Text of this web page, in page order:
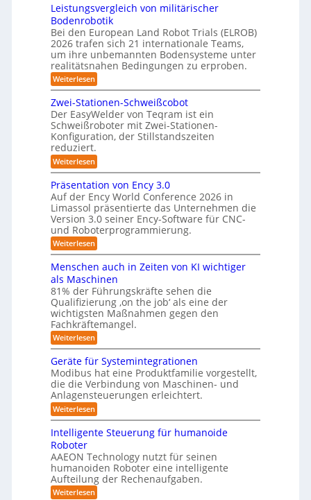
r
o
b
o
t
e
r
6m
3
D
-
S
t
e
r
e
o
-
K
a
m
r
a
s
y
s
t
e
m
f
ü
r
R
o
b
o
t
i
k
u
d
L
o
g
u
t
t
l
e
-
S
y
s
t
m
f
ü
r
R
e
i
n
ä
u
m
e
b
i
I
S
O
-
K
l
s
s
e
Leistungsvergleich von militärischer
Bodenrobotik
Bei den European Land Robot Trials (ELROB)
2026 trafen sich 21 internationale Teams,
um ihre unbemannten Bodensysteme unter
realitätsnahen Bedingungen zu erproben.
Weiterlesen:
L
e
i
s
t
u
g
s
v
e
r
g
l
e
i
c
h
v
o
n
m
i
l
i
t
ä
r
i
s
c
h
e
r
B
o
d
n
r
o
b
o
Zwei-Stationen-Schweißcobot
Der EasyWelder von Teqram ist ein
Schweißroboter mit Zwei-Stationen-
Konfiguration, der Stillstandszeiten
reduziert.
Weiterlesen:
Z
w
e
i
-
S
t
a
t
i
o
n
e
n
-
S
c
h
w
i
ß
c
o
b
o
t
Präsentation von Ency 3.0
Auf der Ency World Conference 2026 in
Limassol präsentierte das Unternehmen die
Version 3.0 seiner Ency-Software für CNC-
und Roboterprogrammierung.
Weiterlesen:
P
ä
s
e
n
t
a
t
i
o
n
v
o
n
E
n
c
y
3
0
Menschen auch in Zeiten von KI wichtiger
als Maschinen
81% der Führungskräfte sehen die
Qualifizierung ‚on the job‘ als eine der
wichtigsten Maßnahmen gegen den
Fachkräftemangel.
Weiterlesen:
M
n
s
c
h
e
n
a
u
h
i
n
Z
e
Geräte für Systemintegrationen
Modibus hat eine Produktfamilie vorgestellt,
die die Verbindung von Maschinen- und
Anlagensteuerungen erleichtert.
Weiterlesen:
G
e
r
t
e
f
ü
r
Intelligente Steuerung für humanoide
Roboter
AAEON Technology nutzt für seinen
humanoiden Roboter eine intelligente
Aufteilung der Rechenaufgaben.
Weiterlesen: